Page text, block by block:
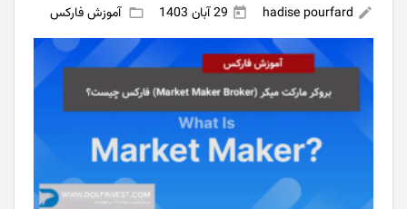
edit
today
folder_open آموزش فارکس